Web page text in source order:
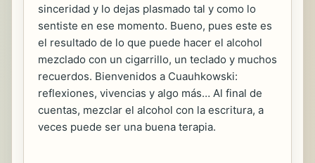
sinceridad y lo dejas plasmado tal y como lo
sentiste en ese momento. Bueno, pues este es
el resultado de lo que puede hacer el alcohol
mezclado con un cigarrillo, un teclado y muchos
recuerdos. Bienvenidos a Cuauhkowski:
reflexiones, vivencias y algo más… Al final de
cuentas, mezclar el alcohol con la escritura, a
veces puede ser una buena terapia.